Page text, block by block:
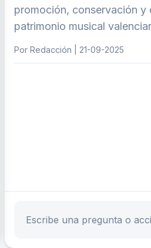
promoción, conservación y
patrimonio musical
Por Redacción | 21-09-2025
Escribe tu pregunta